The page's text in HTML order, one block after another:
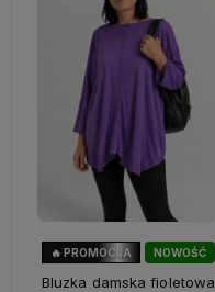
NOWOŚĆ
🔥 PROMOCJA
Bluzka damska fioletowa